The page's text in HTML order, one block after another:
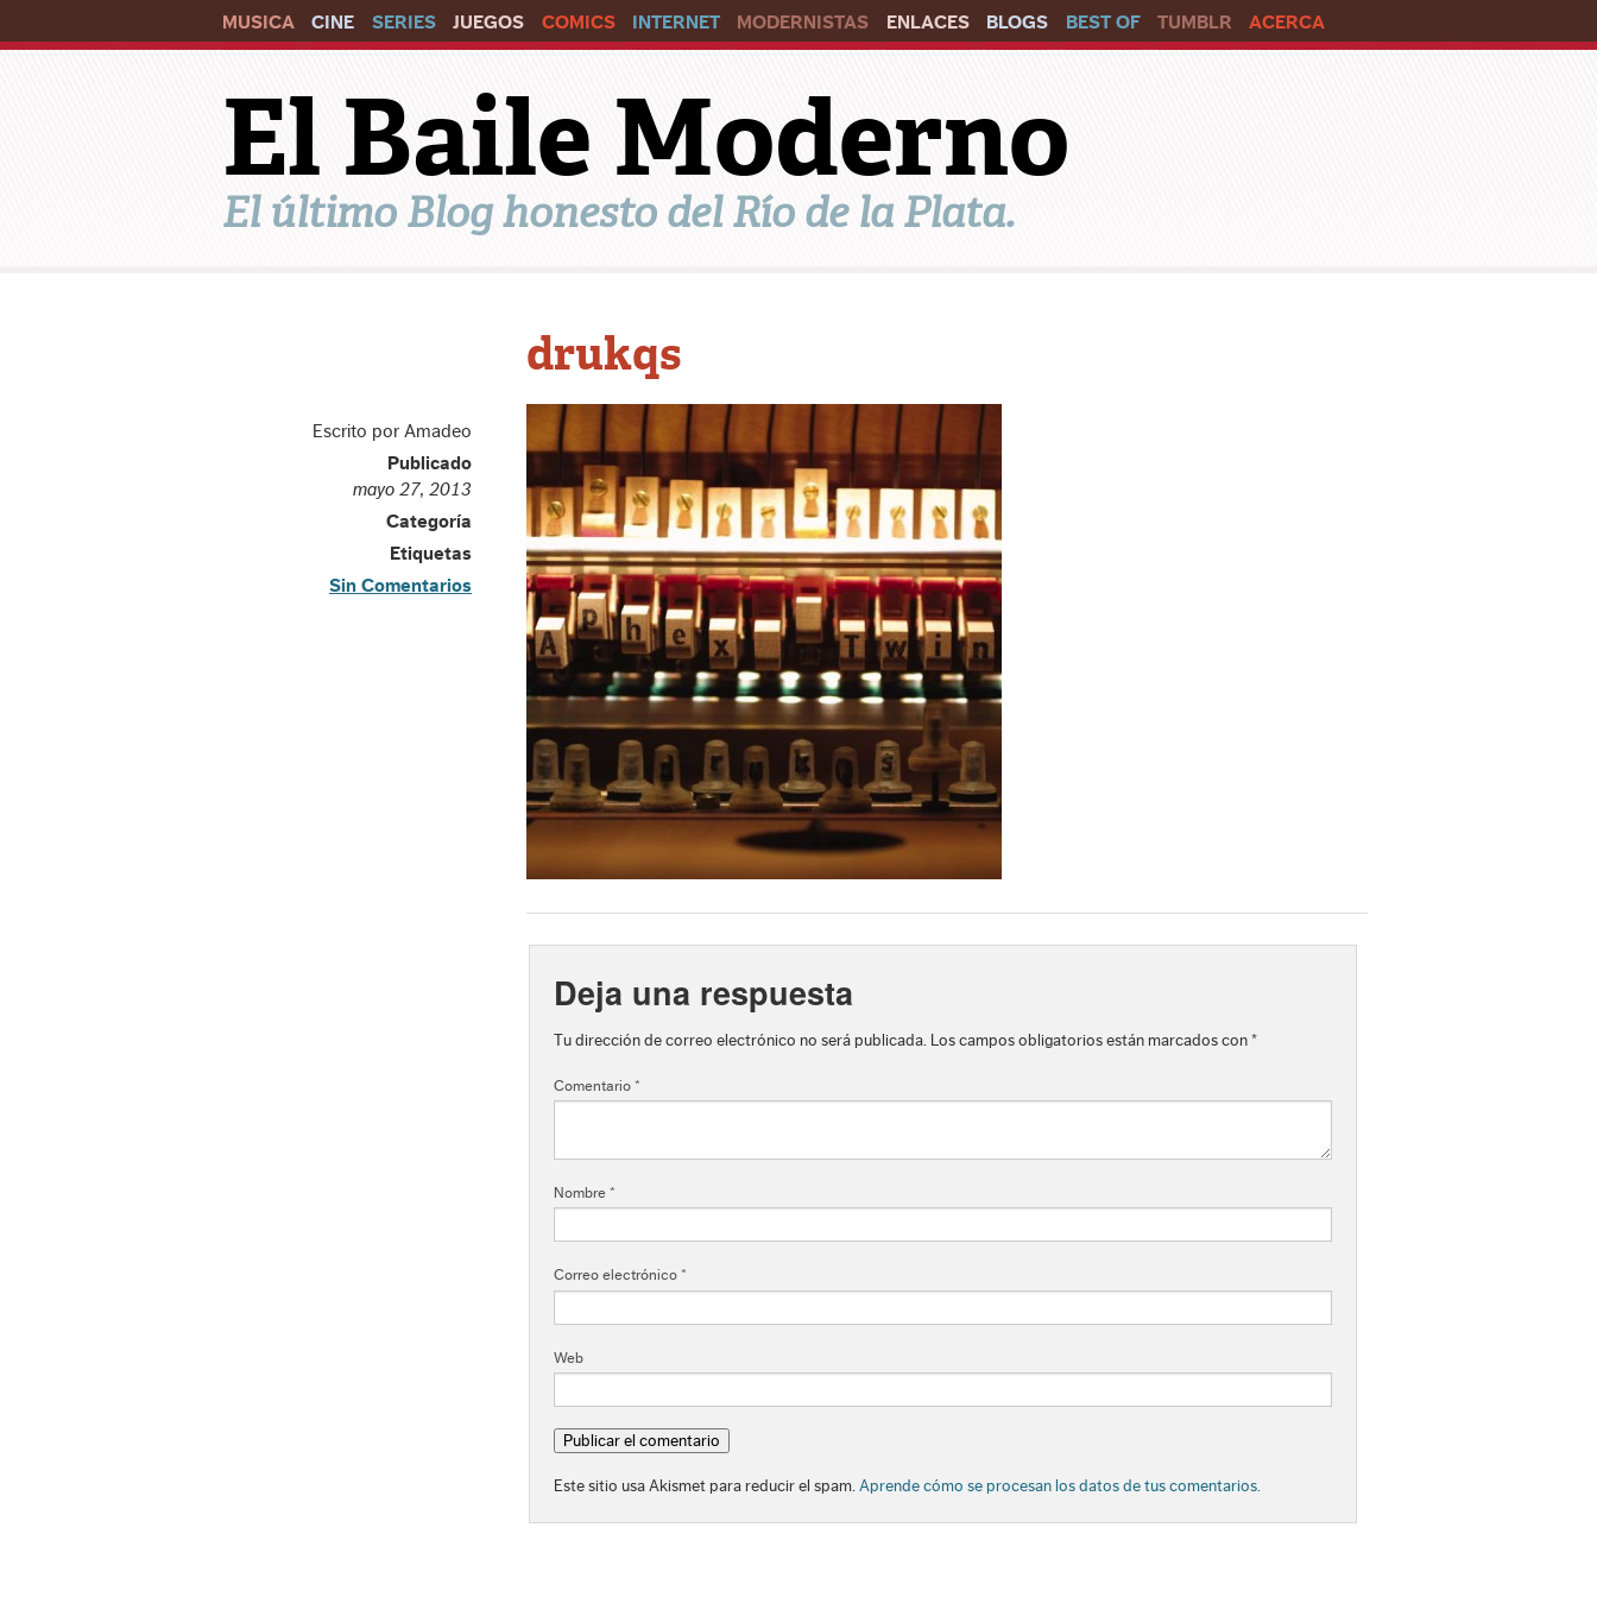
MUSICA CINE SERIES JUEGOS COMICS INTERNET MODERNISTAS ENLACES BLOGS BEST OF TUMBLR ACERCA
El Baile Moderno
El último Blog honesto del Río de la Plata.
Escrito por Amadeo
Publicado
mayo 27, 2013
Categoría
Etiquetas
Sin Comentarios
drukqs
Deja una respuesta
Tu dirección de correo electrónico no será publicada. Los campos obligatorios están marcados con *
Comentario *
Nombre *
Correo electrónico *
Web
Este sitio usa Akismet para reducir el spam. Aprende cómo se procesan los datos de tus comentarios.